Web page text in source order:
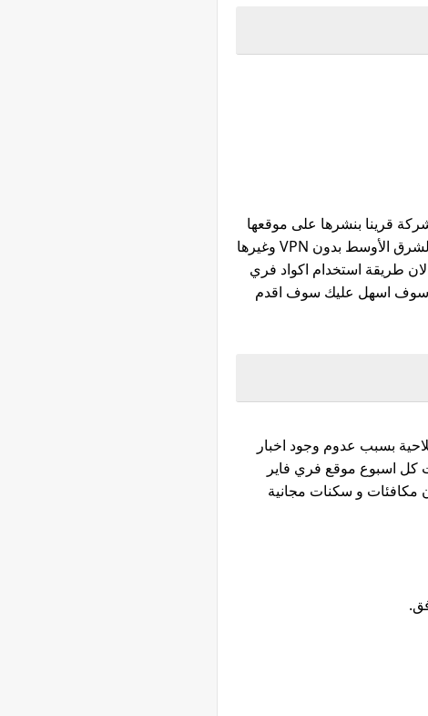
قرينا بنشرها على موقعها
كل أسبوع ولكن تختلف الاكواد من سيرفر ل سيرفر حيث يمكنك استعمال اكواد الشرق الأوسط بدون VPN وغيرها
رقم وسوف اقدم لكم الان طريقة استخدام اكواد فري
وسوف اسهل عليك سوف اقدم
بسبب عدوم وجود اخبار
كل اسبوع موقع فري فاير
مكافئات و سكنات مجانية